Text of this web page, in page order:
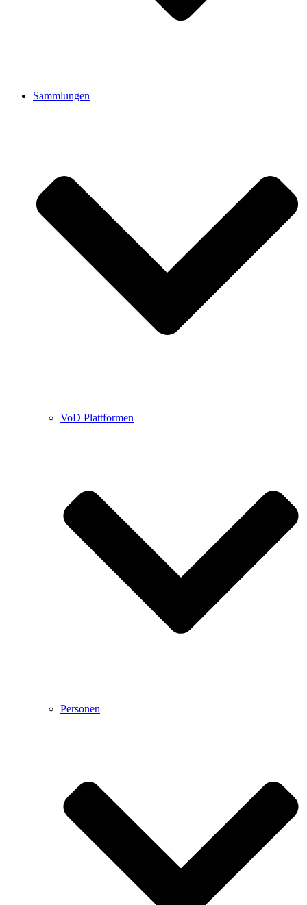
Sammlungen
VoD Plattformen
Personen